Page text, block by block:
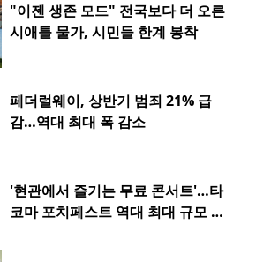
"이젠 생존 모드" 전국보다 더 오른
시애틀 물가, 시민들 한계 봉착
페더럴웨이, 상반기 범죄 21% 급
감…역대 최대 폭 감소
'현관에서 즐기는 무료 콘서트'…타
코마 포치페스트 역대 최대 규모 개